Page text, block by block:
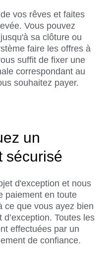
vos rêves et faites
Vous pouvez
sa clôture ou
faire les offres à
suffit de fixer une
correspondant au
souhaitez payer.
un
sécurisé
d'exception et nous
paiement en toute
ce que vous ayez bien
d’exception. Toutes les
effectuées par un
de confiance.